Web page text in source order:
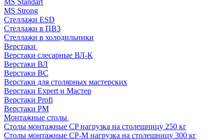
MS Standart
MS Strong
Стеллажи ESD
Стеллажи в ПВЗ
Стеллажи в холодильники
Верстаки
Верстаки слесарные ВЛ-К
Верстаки ВЛ
Верстаки ВС
Верстаки для столярных мастерских
Верстаки Expert и Мастер
Верстаки Profi
Верстаки РМ
Монтажные столы
Столы монтажные СP нагрузка на столешницу 250 кг
Столы монтажные СР-М нагрузка на столешницу 300 кг